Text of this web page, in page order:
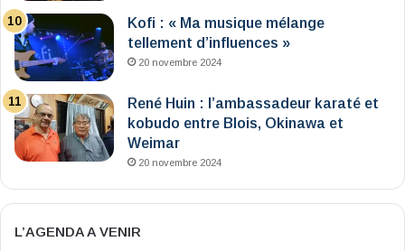
Kofi : « Ma musique mélange
tellement d’influences »
20 novembre 2024
René Huin : l’ambassadeur karaté et
kobudo entre Blois, Okinawa et
Weimar
20 novembre 2024
L’AGENDA A VENIR